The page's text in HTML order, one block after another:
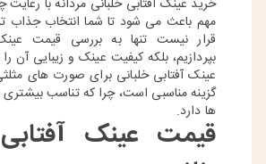
خرید عینک آفتابی خلبانی مردانه با رعایت
مهم باعث می ‌شود تا شما انتخاب جذاب
قرار نیست تنها به بررسی قیمت عینک
بپردازیم، بلکه کیفیت عینک و زیبایی آن
عینک آفتابی خلبانی برای صورت‌ های
گزینه مناسبی است، چرا که تناسب
‌ها دارد.
قیمت عینک